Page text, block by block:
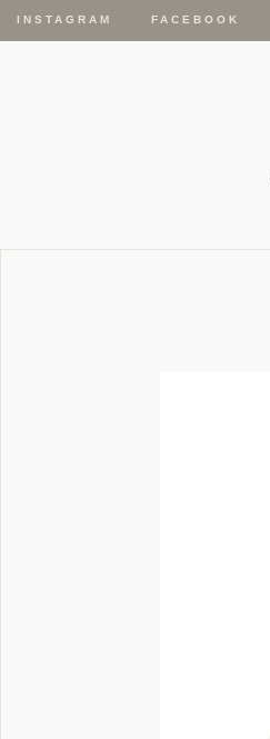
INSTAGRAM FACEBOOK